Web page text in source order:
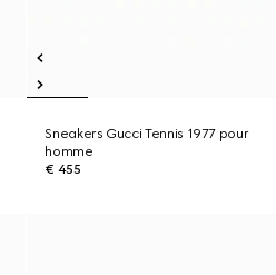
Sneakers Gucci Tennis 1977 pour
homme
€ 455